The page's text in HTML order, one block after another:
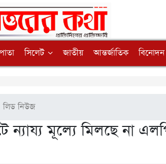
সিলেট জাতীয় আন্তর্জাতিক বিনোদন
লিড নিউজ
ন্যায্য মূল্যে মিলছে না